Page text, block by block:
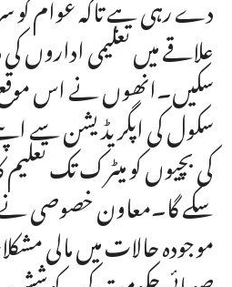
علاقے میں تعلیمی اداروں کی
سکیں۔انھوں نے اس موقع
سکول کی اپگریڈیشن سے
کی بچیوں کو میٹرک تک
سکے گا۔معاون خصوصی نے
موجودہ حالات میں مالی